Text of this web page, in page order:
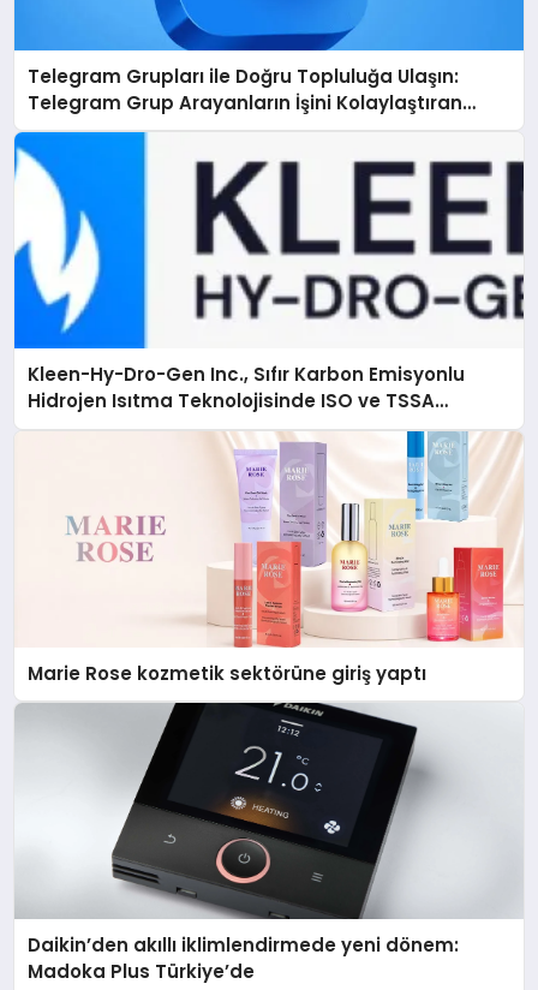
Telegram Grupları ile Doğru Topluluğa Ulaşın:
Telegram Grup Arayanların İşini Kolaylaştıran
Çözüm
Kleen-Hy-Dro-Gen Inc., Sıfır Karbon Emisyonlu
Hidrojen Isıtma Teknolojisinde ISO ve TSSA
Düzenleyici Onaylarını Aldı
Marie Rose kozmetik sektörüne giriş yaptı
Daikin’den akıllı iklimlendirmede yeni dönem:
Madoka Plus Türkiye’de